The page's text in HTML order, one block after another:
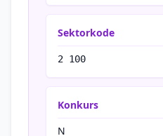
Sektorkode
2 100
Konkurs
N